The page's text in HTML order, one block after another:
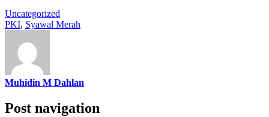
Uncategorized
PKI, Syawal Merah
Muhidin M Dahlan
Post navigation